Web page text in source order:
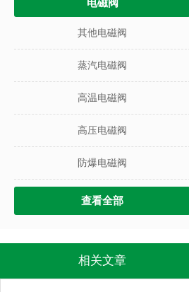
电磁阀
其他电磁阀
蒸汽电磁阀
高温电磁阀
高压电磁阀
防爆电磁阀
查看全部
相关文章